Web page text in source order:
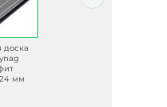
доска
мм